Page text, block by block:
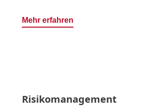
Mehr erfahren
Risikomanagement